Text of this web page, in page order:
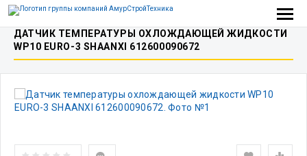
ДАТЧИК ТЕМПЕРАТУРЫ ОХЛОЖДАЮЩЕЙ ЖИДКОСТИ
WP10 EURO-3 SHAANXI 612600090672